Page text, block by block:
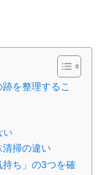
を整理するこ
い
掃の違い
ち」の3つを確